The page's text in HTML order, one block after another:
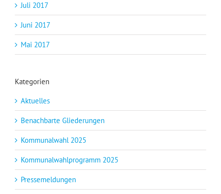
Juli 2017
Juni 2017
Mai 2017
Kategorien
Aktuelles
Benachbarte Gliederungen
Kommunalwahl 2025
Kommunalwahlprogramm 2025
Pressemeldungen